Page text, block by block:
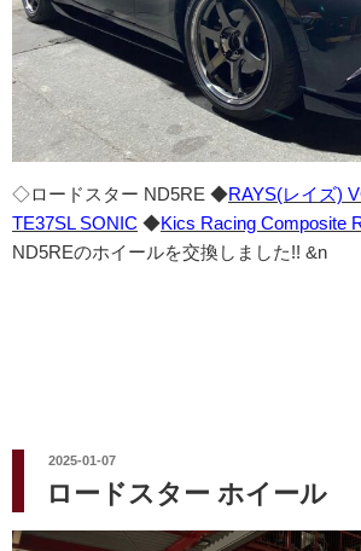
◇ロードスター ND5RE ◆RAYS(レイズ)
TE37SL SONIC ◆Kics Racing Composite
ND5REのホイールを交換しました!! &n
投
日:
2025-01-07
ロードスター ホイール